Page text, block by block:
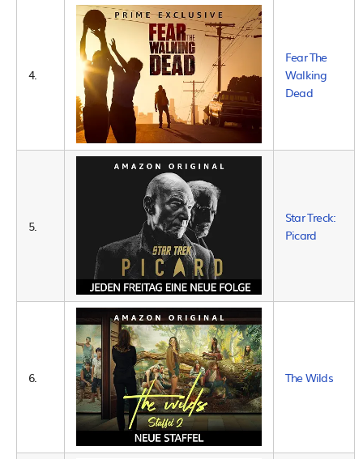
4.
Fear The
Walking
Dead
5.
Star Treck:
Picard
6. The Wilds